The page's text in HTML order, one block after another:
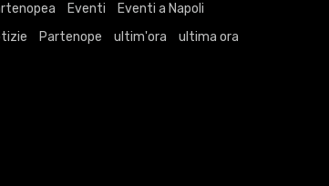
Eventi
Eventi a Napoli
Partenope ultim'ora
ultima ora